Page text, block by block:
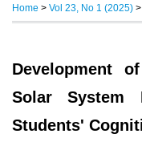
Home > Vol 23, No 1 (2025) >
Development
Solar System
Students'